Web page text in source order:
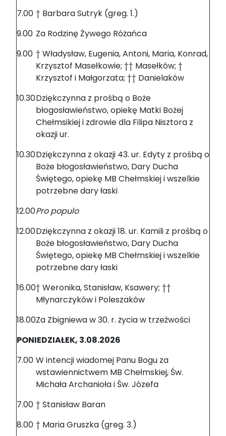
7.00 † Barbara Sutryk (greg. 1.)
9.00 Za Rodzinę Żywego Różańca
9.00 † Władysław, Eugenia, Antoni, Maria, Konrad,
Krzysztof Masełkowie; †† Masełków; †
Krzysztof i Małgorzata; †† Danielaków
10.30Dziękczynna z prośbą o Boże
błogosławieństwo, opiekę Matki Bożej
Chełmsikiej i zdrowie dla Filipa Nisztora z
okazji ur.
10.30Dziękczynna z okazji 43. ur. Edyty z prośbą o
Boże błogosławieństwo, Dary Ducha
Świętego, opiekę MB Chełmskiej i wszelkie
potrzebne dary łaski
12.00Pro populo
12.00Dziękczynna z okazji 18. ur. Kamili z prośbą o
Boże błogosławieństwo, Dary Ducha
Świętego, opiekę MB Chełmskiej i wszelkie
potrzebne dary łaski
16.00† Weronika, Stanisław, Ksawery; ††
Młynarczyków i Poleszaków
18.00Za Zbigniewa w 30. r. życia w trzeźwości
PONIEDZIAŁEK, 3.08.2026
7.00 W intencji wiadomej Panu Bogu za
wstawiennictwem MB Chełmskiej, Św.
Michała Archanioła i Św. Józefa
7.00 † Stanisław Baran
8.00 † Maria Gruszka (greg. 3.)